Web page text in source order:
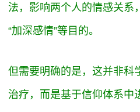
法，影响两个人的情感关系
“加深感情”等目的。
但需要明确的是，这并非科
治疗，而是基于信仰体系中